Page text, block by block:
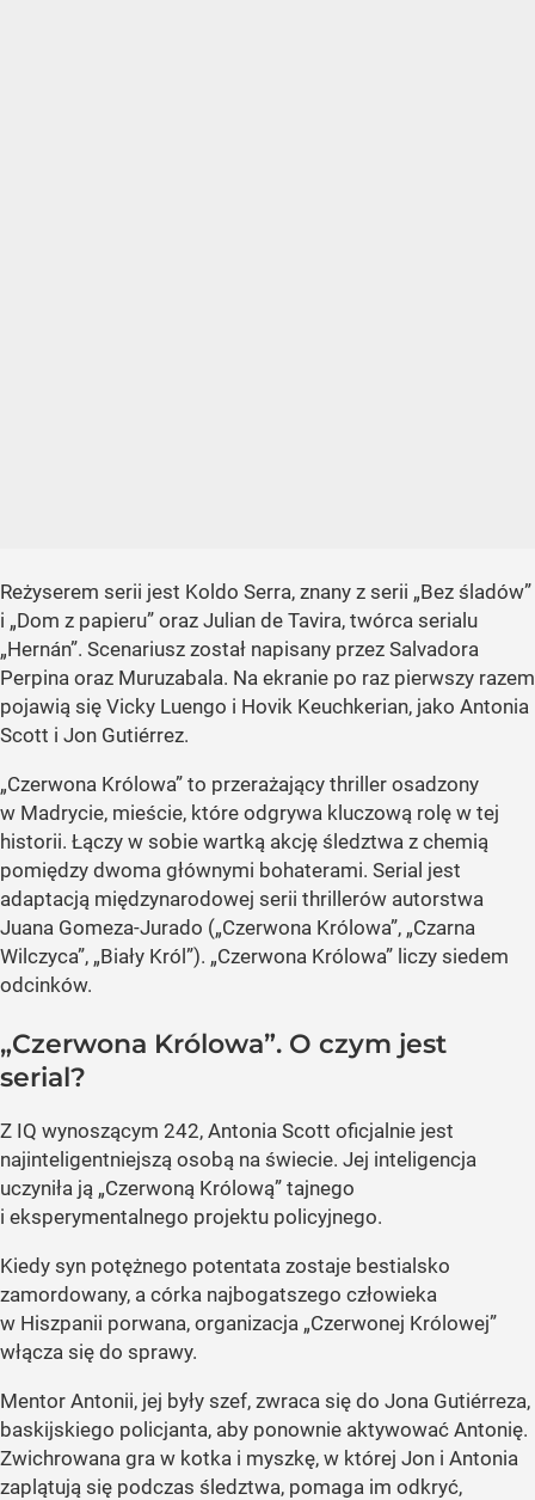
Reżyserem serii jest Koldo Serra, znany z serii „Bez śladów”
i „Dom z papieru” oraz Julian de Tavira, twórca serialu
„Hernán”. Scenariusz został napisany przez Salvadora
Perpina oraz Muruzabala. Na ekranie po raz pierwszy razem
pojawią się Vicky Luengo i Hovik Keuchkerian, jako Antonia
Scott i Jon Gutiérrez.
„Czerwona Królowa” to przerażający thriller osadzony
w Madrycie, mieście, które odgrywa kluczową rolę w tej
historii. Łączy w sobie wartką akcję śledztwa z chemią
pomiędzy dwoma głównymi bohaterami. Serial jest
adaptacją międzynarodowej serii thrillerów autorstwa
Juana Gomeza-Jurado („Czerwona Królowa”, „Czarna
Wilczyca”, „Biały Król”). „Czerwona Królowa” liczy siedem
odcinków.
„Czerwona Królowa”. O czym jest
serial?
Z IQ wynoszącym 242, Antonia Scott oficjalnie jest
najinteligentniejszą osobą na świecie. Jej inteligencja
uczyniła ją „Czerwoną Królową” tajnego
i eksperymentalnego projektu policyjnego.
Kiedy syn potężnego potentata zostaje bestialsko
zamordowany, a córka najbogatszego człowieka
w Hiszpanii porwana, organizacja „Czerwonej Królowej”
włącza się do sprawy.
Mentor Antonii, jej były szef, zwraca się do Jona Gutiérreza,
baskijskiego policjanta, aby ponownie aktywować Antonię.
Zwichrowana gra w kotka i myszkę, w której Jon i Antonia
zaplątują się podczas śledztwa, pomaga im odkryć,